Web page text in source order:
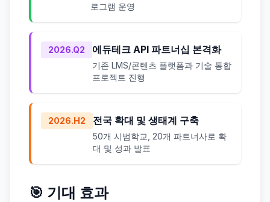
로그램 운영
2026.Q2 에듀테크 API 파트너십 본격화
기존 LMS/콘텐츠 플랫폼과 기술 통합
프로젝트 진행
2026.H2 전국 확대 및 생태계 구축
50개 시범학교, 20개 파트너사로 확
대 및 성과 발표
🎯 기대 효과